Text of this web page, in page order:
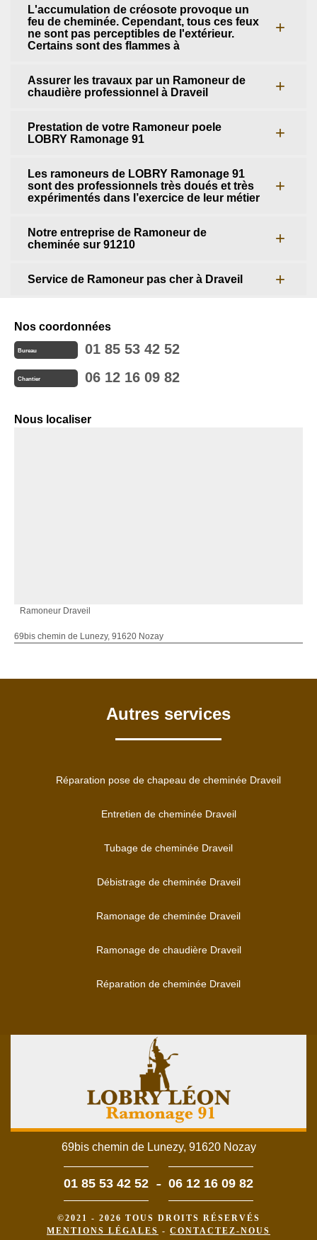
L'accumulation de créosote provoque un
feu de cheminée. Cependant, tous ces feux
ne sont pas perceptibles de l'extérieur.
Certains sont des flammes à
Assurer les travaux par un Ramoneur de
chaudière professionnel à Draveil
Prestation de votre Ramoneur poele
LOBRY Ramonage 91
Les ramoneurs de LOBRY Ramonage 91
sont des professionnels très doués et très
expérimentés dans l’exercice de leur métier
Notre entreprise de Ramoneur de
cheminée sur 91210
Service de Ramoneur pas cher à Draveil
Nos coordonnées
Bureau 01 85 53 42 52
Chantier 06 12 16 09 82
Nous localiser
Ramoneur Draveil
69bis chemin de Lunezy, 91620 Nozay
Autres services
Réparation pose de chapeau de cheminée Draveil
Entretien de cheminée Draveil
Tubage de cheminée Draveil
Débistrage de cheminée Draveil
Ramonage de cheminée Draveil
Ramonage de chaudière Draveil
Réparation de cheminée Draveil
69bis chemin de Lunezy, 91620 Nozay
01 85 53 42 52 - 06 12 16 09 82
©2021 - 2026 TOUS DROITS RÉSERVÉS
MENTIONS LÉGALES - CONTACTEZ-NOUS